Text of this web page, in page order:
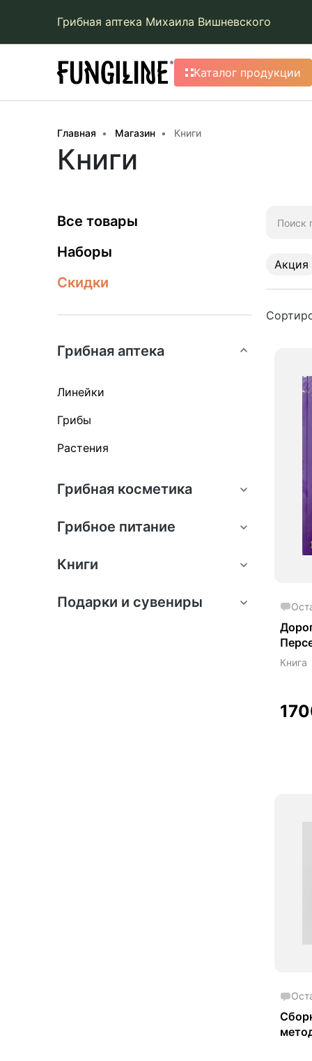
Грибная аптека Михаила Вишневского
Каталог продукции
Главная Магазин Книги
Книги
Акция
Книга
Все товары
Наборы
Скидки
Грибная аптека
Линейки
Грибы
Растения
Грибная косметика
Грибное питание
Книги
Подарки и сувениры